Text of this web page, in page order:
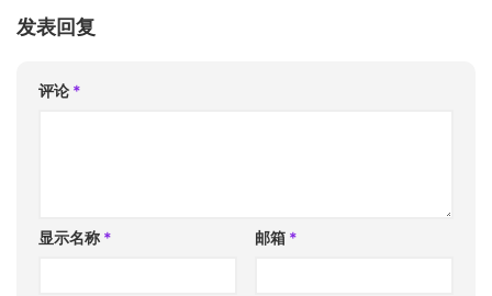
发表回复
评论 *
显示名称 * 邮箱 *